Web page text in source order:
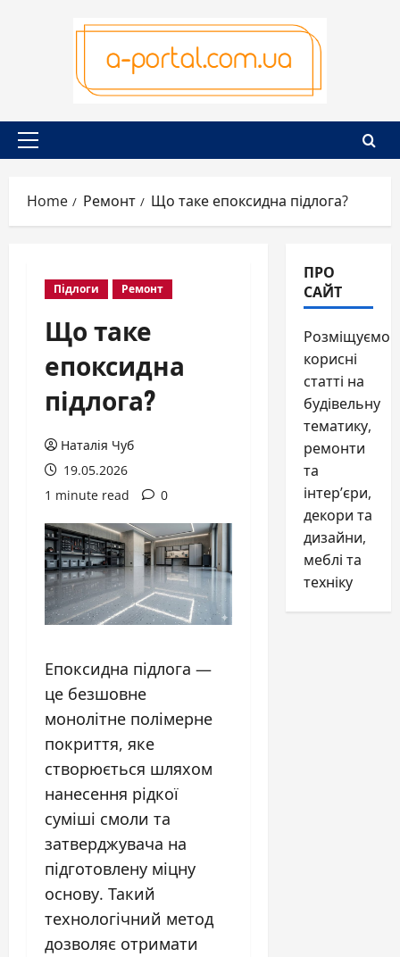
Primary
Home Ремонт Що таке епоксидна підлога?
Підлоги Ремонт
Що таке
епоксидна
підлога?
Наталія Чуб
19.05.2026
1 minute read
0
Епоксидна підлога —
це безшовне
монолітне полімерне
покриття, яке
створюється шляхом
нанесення рідкої
суміші смоли та
затверджувача на
підготовлену міцну
основу. Такий
технологічний метод
дозволяє отримати
ПРО
САЙТ
Розміщуємо
корисні
статті на
будівельну
тематику,
ремонти
та
інтер’єри,
декори та
дизайни,
меблі та
техніку